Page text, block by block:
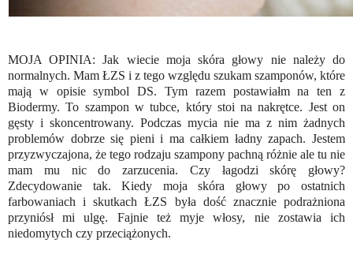
MOJA OPINIA: Jak wiecie moja skóra głowy nie należy do
normalnych. Mam ŁZS i z tego względu szukam szamponów, które
mają w opisie symbol DS. Tym razem postawiałm na ten z
Biodermy. To szampon w tubce, który stoi na nakrętce. Jest on
gęsty i skoncentrowany. Podczas mycia nie ma z nim żadnych
problemów dobrze się pieni i ma całkiem ładny zapach. Jestem
przyzwyczajona, że tego rodzaju szampony pachną różnie ale tu nie
mam mu nic do zarzucenia. Czy łagodzi skórę głowy?
Zdecydowanie tak. Kiedy moja skóra głowy po ostatnich
farbowaniach i skutkach ŁZS była dość znacznie podrażniona
przyniósł mi ulgę. Fajnie też myje włosy, nie zostawia ich
niedomytych czy przeciążonych.